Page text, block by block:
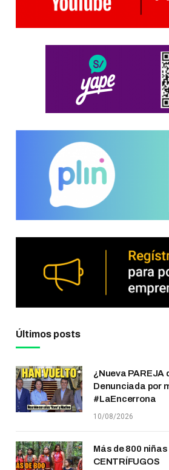
Últimos posts
¿Nueva PAREJA
Denunciada por
#LaEncerrona
10/08/2026
Más de 800
CENTRÍFUGOS